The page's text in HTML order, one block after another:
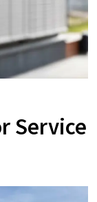
Service